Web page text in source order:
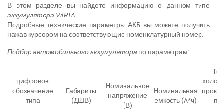
В этом разделе вы найдете информацию о данном типе
аккумулятора VARTA.
Подробные технические параметры АКБ вы можете получить
нажав курсором на соответствующие номенклатурный номер.
Подборавтомобильного аккумулятора по параметрам:
цифровое
обозначение
типа
Габариты
(ДШВ)
Номинальное
напряжение
(В)
Номинальная
емкость (A*ч)